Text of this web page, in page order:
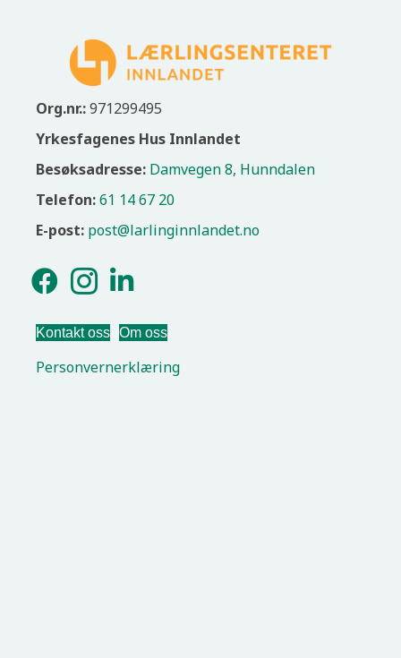
Org.nr.:971299495
Yrkesfagenes Hus Innlandet
Besøksadresse: Damvegen 8, Hunndalen
Telefon:61 14 67 20
E-post: post@larlinginnlandet.no
Kontakt oss Om oss
Personvernerklæring